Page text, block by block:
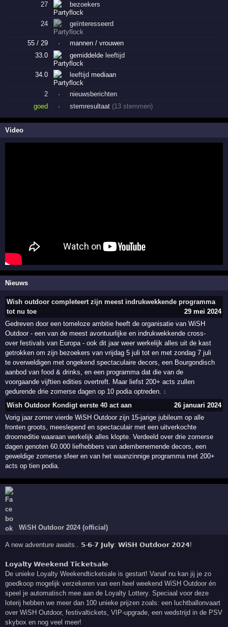
27 bezoekers
24 geïnteresseerd
55 / 29 ·
mannen / vrouwen
33.0
gemiddelde leeftijd
34.0 leeftijd mediaan
2 ·
nieuwsberichten
goed
· stemresultaat (13 stemmen)
Video
Nieuws
Wish outdoor completeert zijn meest indrukwekkende programma
tot nu toe
29 mei 2024
Gedreven door een tomeloze ambitie heeft de organisatie van WiSH
Outdoor - een van de meest avontuurlijke en indrukwekkende cross-
over festivals van Europa - ook dit jaar weer werkelijk alles uit de kast
getrokken om zijn bezoekers van vrijdag 5 juli tot en met zondag 7 juli
te overweldigen met ongekend spectaculaire decors, een Bourgondisch
aanbod van food & drinks, en een programma dat die van de
voorgaande vijftien edities overtreft. Maar liefst 200+ acts zullen
gedurende drie zomerse dagen op 10 podia optreden. 1
Wish Outdoor Kondigt eerste 40 act aan
26 januari 2024
Vorig jaar zomer vierde WiSH Outdoor zijn 15-jarige jubileum op alle
fronten groots, meeslepend en spectaculair met een uitverkochte
droomeditie waaraan werkelijk alles klopte. Verdeeld over drie zomerse
dagen genoten 60.000 liefhebbers van adembenemende decors, een
geweldige zomerse sfeer en van het waanzinnige programma met 200+
acts op tien podia.
WiSH Outdoor 2024 (official)
A new adventure awaits.. 𝟱-𝟲-𝟳 𝗝𝘂𝗹𝘆: 𝗪𝗶𝗦𝗛 𝗢𝘂𝘁𝗱𝗼𝗼𝗿 𝟮𝟬𝟮𝟰!
𝗟𝗼𝘆𝗮𝗹𝘁𝘆 𝗪𝗲𝗲𝗸𝗲𝗻𝗱 𝗧𝗶𝗰𝗸𝗲𝘁𝘀𝗮𝗹𝗲
De unieke Loyalty Weekendticketsale is gestart! Vanaf nu kan jij je zo
goedkoop mogelijk verzekeren van een heel weekend WiSH Outdoor én
speel je automatisch mee aan de Loyalty Lottery. Speciaal voor deze
loterij hebben we meer dan 100 unieke prijzen zoals: een luchtballonvaart
over WiSH Outdoor, festivaltickets, VIP-upgrade, een wedstrijd in de PSV
skybox en nog veel meer!